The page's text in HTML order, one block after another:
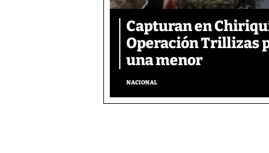
Capturan en
Operación Trillizas
una menor
NACIONAL